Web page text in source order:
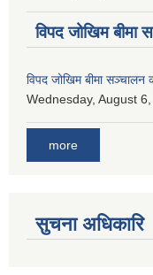
विपद जोखिम बीमा
विपद जोखिम बीमा सञ्चालन
Wednesday, August
more
सुचना अधिकारि